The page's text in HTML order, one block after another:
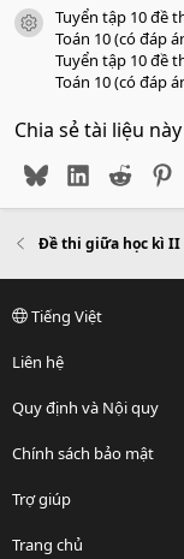
icon tài liệu
Tuyển tập 10 đề
Toán 10 (có đáp
Tuyển tập 10 đề
Toán 10 (có đáp
Chia sẻ tài liệu này
BlueskyLinkedIn
Reddit
Đề thi giữa học kì II
Tiếng Việt
Liên hệ
Quy định và Nội quy
Chính sách bảo mật
Trợ giúp
Trang chủ